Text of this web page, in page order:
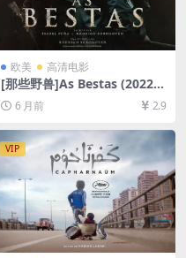
欧美 高清电影
[那些野兽]As Bestas (2022)
[百度网盘+夸克网盘1080P超
清未删减资源][网盘在线播放/
下载][MP4/8.4GB][中文字幕]
6 月前 2.9
VIP